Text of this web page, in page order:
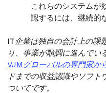
これらのシステムが
認するには、継続的
IT企業は独自の会計上の課
り、事業が順調に進んでい
VJMグローバルの専門家か
ドまでの収益認識やソフ
ついてです。